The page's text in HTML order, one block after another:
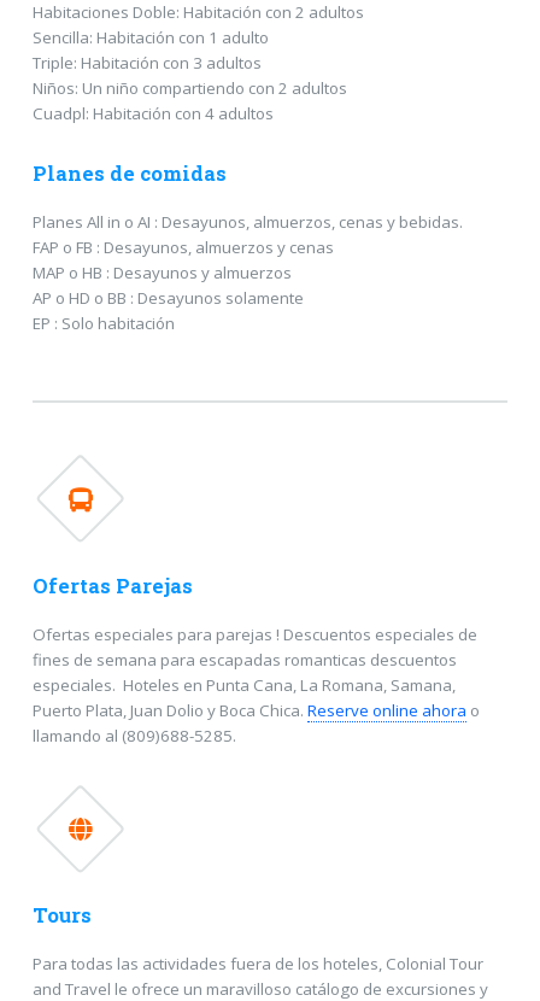
Habitaciones Doble: Habitación con 2 adultos
Sencilla: Habitación con 1 adulto
Triple: Habitación con 3 adultos
Niños: Un niño compartiendo con 2 adultos
Cuadpl: Habitación con 4 adultos
Planes de comidas
Planes All in o AI : Desayunos, almuerzos, cenas y bebidas.
FAP o FB : Desayunos, almuerzos y cenas
MAP o HB : Desayunos y almuerzos
AP o HD o BB : Desayunos solamente
EP : Solo habitación
Ofertas Parejas
Ofertas especiales para parejas ! Descuentos especiales de
fines de semana para escapadas romanticas descuentos
especiales. Hoteles en Punta Cana, La Romana, Samana,
Puerto Plata, Juan Dolio y Boca Chica. Reserve online ahora o
llamando al (809)688-5285.
Tours
Para todas las actividades fuera de los hoteles, Colonial Tour
and Travel le ofrece un maravilloso catálogo de excursiones y